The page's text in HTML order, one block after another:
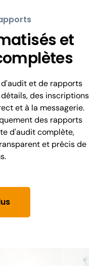
et
et de rapports
des inscriptions
et à la messagerie.
des rapports
d'audit complète,
et précis de